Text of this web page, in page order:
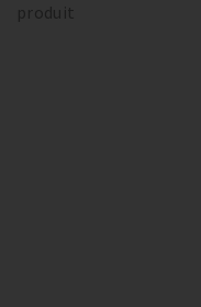
produit